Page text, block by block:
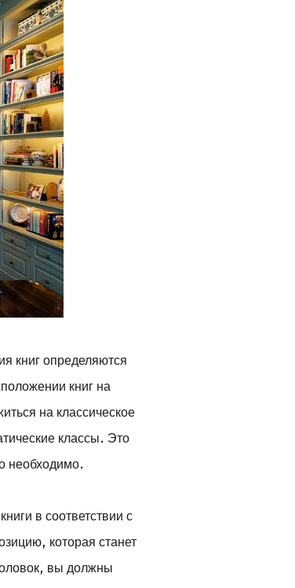
книг определяются
книг на
на классическое
классы. Это
необходимо.
в соответствии с
которая станет
вы должны